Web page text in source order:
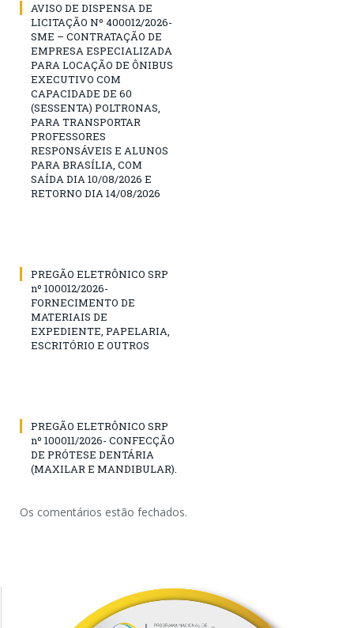
AVISO DE DISPENSA DE
LICITAÇÃO Nº 400012/2026-
SME – CONTRATAÇÃO DE
EMPRESA ESPECIALIZADA
PARA LOCAÇÃO DE ÔNIBUS
EXECUTIVO COM
CAPACIDADE DE 60
(SESSENTA) POLTRONAS,
PARA TRANSPORTAR
PROFESSORES
RESPONSÁVEIS E ALUNOS
PARA BRASÍLIA, COM
SAÍDA DIA 10/08/2026 E
RETORNO DIA 14/08/2026
PREGÃO ELETRÔNICO SRP
nº 100012/2026-
FORNECIMENTO DE
MATERIAIS DE
EXPEDIENTE, PAPELARIA,
ESCRITÓRIO E OUTROS
PREGÃO ELETRÔNICO SRP
nº 100011/2026- CONFECÇÃO
DE PRÓTESE DENTÁRIA
(MAXILAR E MANDIBULAR).
Os comentários estão fechados.